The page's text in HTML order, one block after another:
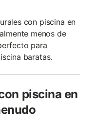
con piscina en
menos de
para
baratas.
piscina en